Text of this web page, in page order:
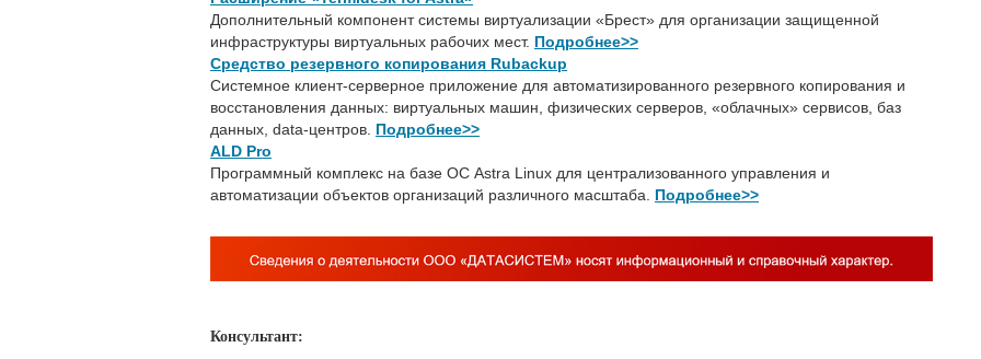
Дополнительный компонент системы виртуализации «Брест» для организации защищенной
инфраструктуры виртуальных рабочих мест. Подробнее>>
Средство резервного копирования Rubackup
Системное клиент-серверное приложение для автоматизированного резервного копирования и
восстановления данных: виртуальных машин, физических серверов, «облачных» сервисов, баз
данных, data-центров. Подробнее>>
ALD Pro
Программный комплекс на базе ОС Astra Linux для централизованного управления и
автоматизации объектов организаций различного масштаба. Подробнее>>
Консультант: